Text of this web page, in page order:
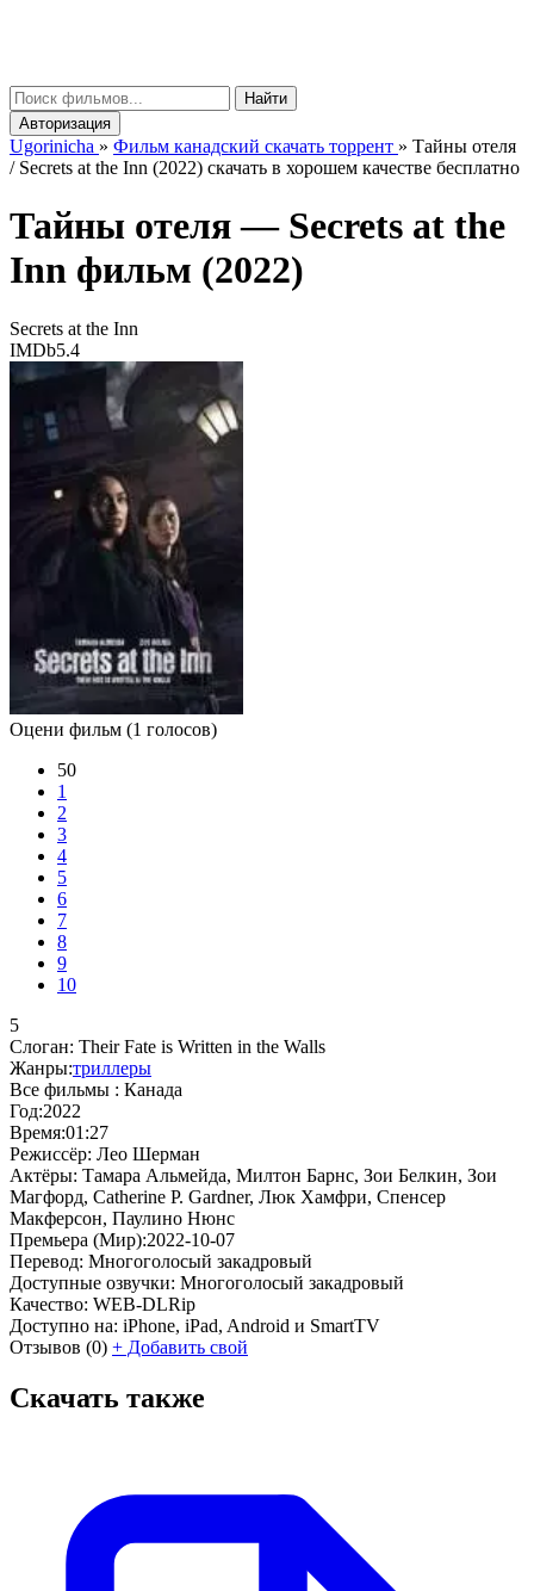
Найти
Авторизация
Ugorinicha » Фильм канадский скачать торрент » Тайны отеля
/ Secrets at the Inn (2022) скачать в хорошем качестве бесплатно
Тайны отеля — Secrets at the
Inn фильм (2022)
Secrets at the Inn
IMDb5.4
Оцени фильм (1 голосов)
50
1
2
3
4
5
6
7
8
9
10
5
Слоган: Their Fate is Written in the Walls
Жанры:триллеры
Все фильмы : Канада
Год:2022
Время:01:27
Режиссёр: Лео Шерман
Актёры: Тамара Альмейда, Милтон Барнс, Зои Белкин, Зои
Магфорд, Catherine P. Gardner, Люк Хамфри, Спенсер
Макферсон, Паулино Нюнс
Премьера (Мир):2022-10-07
Перевод: Многоголосый закадровый
Доступные озвучки: Многоголосый закадровый
Качество: WEB-DLRip
Доступно на: iPhone, iPad, Android и SmartTV
Отзывов (0) + Добавить свой
Скачать также